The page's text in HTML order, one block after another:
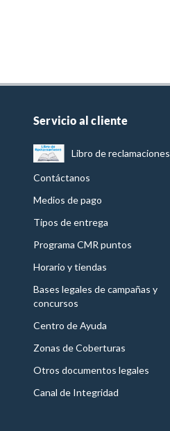
Servicio al cliente
Libro de reclamaciones
Contáctanos
Medios de pago
Tipos de entrega
Programa CMR puntos
Horario y tiendas
Bases legales de campañas y
concursos
Centro de Ayuda
Zonas de Coberturas
Otros documentos legales
Canal de Integridad